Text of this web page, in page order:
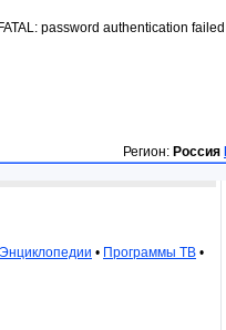
password authentication
Регион: Россия
Энциклопедии • Программы ТВ •